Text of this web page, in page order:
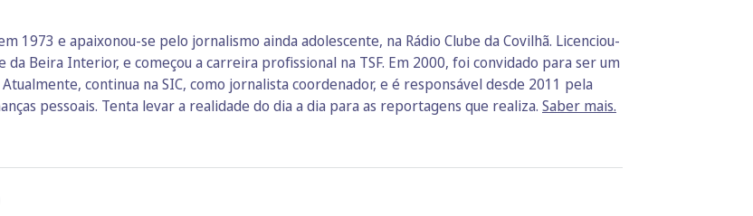
1973 e apaixonou-se pelo jornalismo ainda adolescente, na Rádio Clube da Covilhã. Licenciou-
da Beira Interior, e começou a carreira profissional na TSF. Em 2000, foi convidado para ser um
continua na SIC, como jornalista coordenador, e é responsável desde 2011 pela
pessoais. Tenta levar a realidade do dia a dia para as reportagens que realiza. Saber mais.